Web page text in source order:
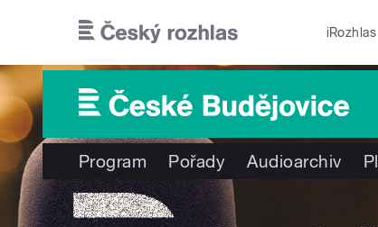
iRozhlas
Program Pořady Audioarchiv